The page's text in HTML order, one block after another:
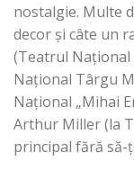
nostalgie. Multe
decor şi câte un
(Teatrul Naţional
Naţional Târgu
Naţional „Mihai
Arthur Miller (la
principal fără să-